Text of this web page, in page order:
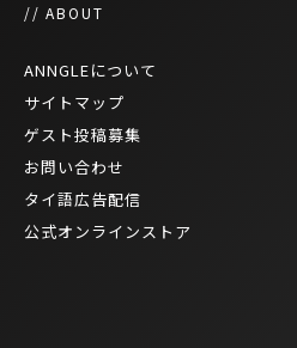
// ABOUT
ANNGLEについて
サイトマップ
ゲスト投稿募集
お問い合わせ
タイ語広告配信
公式オンラインストア